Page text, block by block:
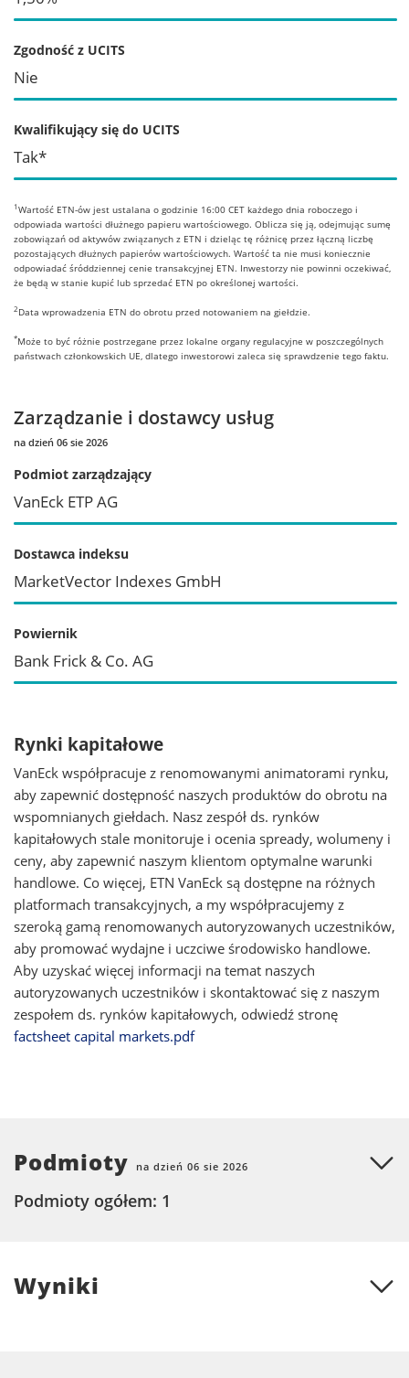
Zgodność z UCITS
Nie
Kwalifikujący się do UCITS
Tak*
1 Wartość ETN-ów jest ustalana o godzinie 16:00 CET każdego dnia roboczego i
odpowiada wartości dłużnego papieru wartościowego. Oblicza się ją, odejmując sumę
zobowiązań od aktywów związanych z ETN i dzieląc tę różnicę przez łączną liczbę
pozostających dłużnych papierów wartościowych. Wartość ta nie musi koniecznie
odpowiadać śróddziennej cenie transakcyjnej ETN. Inwestorzy nie powinni oczekiwać,
że będą w stanie kupić lub sprzedać ETN po określonej wartości.
2 Data wprowadzenia ETN do obrotu przed notowaniem na giełdzie.
*Może to być różnie postrzegane przez lokalne organy regulacyjne w poszczególnych
państwach członkowskich UE, dlatego inwestorowi zaleca się sprawdzenie tego faktu.
Zarządzanie i dostawcy usług
na dzień 06 sie 2026
Podmiot zarządzający
VanEck ETP AG
Dostawca indeksu
MarketVector Indexes GmbH
Powiernik
Bank Frick & Co. AG
Rynki kapitałowe
VanEck współpracuje z renomowanymi animatorami rynku,
aby zapewnić dostępność naszych produktów do obrotu na
wspomnianych giełdach. Nasz zespół ds. rynków
kapitałowych stale monitoruje i ocenia spready, wolumeny i
ceny, aby zapewnić naszym klientom optymalne warunki
handlowe. Co więcej, ETN VanEck są dostępne na różnych
platformach transakcyjnych, a my współpracujemy z
szeroką gamą renomowanych autoryzowanych uczestników,
aby promować wydajne i uczciwe środowisko handlowe.
Aby uzyskać więcej informacji na temat naszych
autoryzowanych uczestników i skontaktować się z naszym
zespołem ds. rynków kapitałowych, odwiedź stronę
factsheet capital markets.pdf
Podmioty na dzień 06 sie 2026
Podmioty ogółem: 1
Wyniki